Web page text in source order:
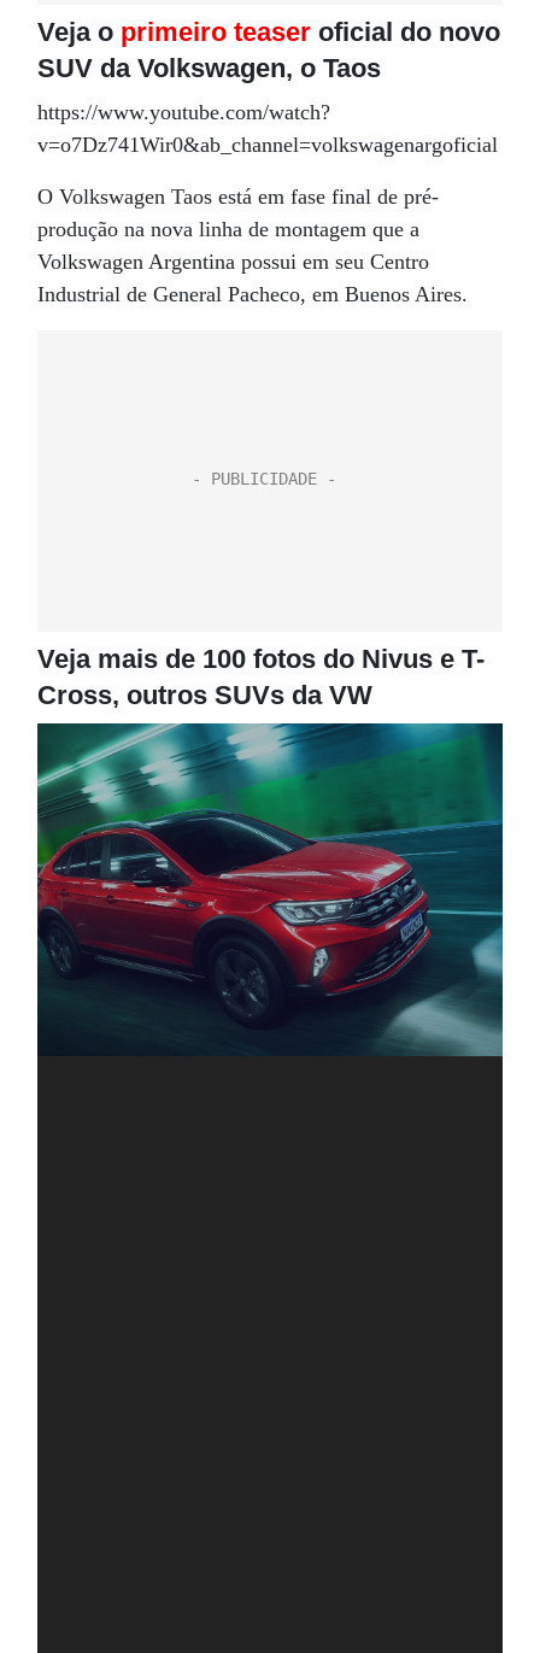
Veja o primeiro teaser oficial do novo
SUV da Volkswagen, o Taos
https://www.youtube.com/watch?
v=o7Dz741Wir0&ab_channel=volkswagenargoficial
O Volkswagen Taos está em fase final de pré-
produção na nova linha de montagem que a
Volkswagen Argentina possui em seu Centro
Industrial de General Pacheco, em Buenos Aires.
Veja mais de 100 fotos do Nivus e T-
Cross, outros SUVs da VW